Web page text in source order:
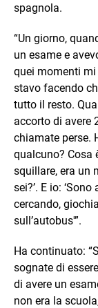
spagnola.
“Un giorno,
un esame e
quei momenti
stavo facendo
tutto il resto.
accorto di avere
chiamate perse.
qualcuno? Cosa
squillare, era un
sei?’. E io:
cercando,
sull’autobus'”.
Ha continuato:
sognate di
di avere un
non era la